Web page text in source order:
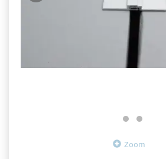
Zoom